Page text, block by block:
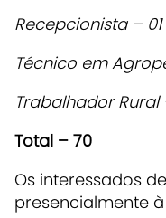
Recepcionista –
Técnico em
Trabalhador
Total – 70
Os interessados
presencialmente